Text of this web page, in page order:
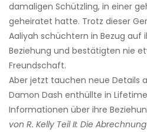
damaligen Schützling, in einer
geheiratet hatte. Trotz dieser
Aaliyah schüchtern in Bezug
Beziehung und bestätigten nie
Freundschaft.
Aber jetzt tauchen neue Details
Damon Dash enthüllte in
Informationen über ihre
von R. Kelly Teil II: Die Abrechnung